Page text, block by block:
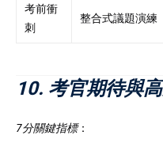
考前衝
刺
整合式議題演練
10. 考官期待與
7分關鍵指標：